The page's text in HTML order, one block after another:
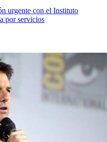
urgente con el Instituto
por servicios